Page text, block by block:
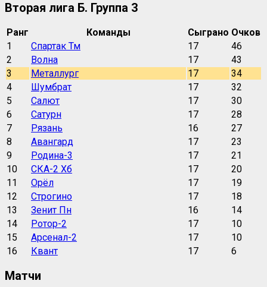
Вторая лига Б. Группа 3
Ранг Команды Сыграно Очков
1
Спартак Тм 17
46
2
Волна 17
43
3
Металлург 17
34
4
Шумбрат 17
32
5
Салют 17
30
6
Сатурн 17
28
7
Рязань 16
27
8
Авангард 17
23
9
Родина-3 17
21
10
СКА-2 Хб 17
20
11
Орёл 17
19
12
Строгино 17
18
13
Зенит Пн 16
14
14
Ротор-2 17
10
15
Арсенал-2 17
10
16
Квант 17 6
Матчи